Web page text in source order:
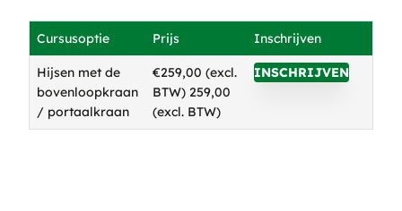
Cursusoptie Prijs Inschrijven
Hijsen met de
bovenloopkraan
/ portaalkraan
€259,00 (excl.
BTW) 259,00
(excl. BTW)
INSCHRIJVEN